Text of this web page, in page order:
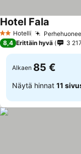
2 Tähtiluokitus
Hotelli
Hotel Fala
8,4 Erittäin hyvä 3
Alkaen 85 €
Näytä hinnat 11